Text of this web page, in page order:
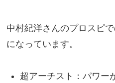
中村紀洋さんのプロスピ
になっています。
超アーチスト：パワー